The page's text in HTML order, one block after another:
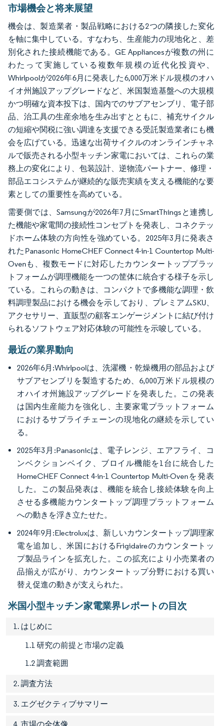
市場機会と将来展望
機会は、製造業者・製品戦略における2つの隣接した変化
を軸に集中している。すなわち、生産能力の現地化と、差
別化された接続機能である。GE Appliancesが複数の州に
わたって実施している複数年規模の近代化投資や、
Whirlpoolが2026年6月に発表した6,000万米ドル規模のオハ
イオ州施設アップグレードなど、米国製造基盤への大規模
かつ明確な資本投下は、国内でのサブアセンブリ、電子部
品、治工具の生産余地を生み出すとともに、補充サイクル
の短縮や関税に強い調達を支援できる受託製造業者にも機
会を広げている。迅速な出荷サイクルのオンラインチャネ
ルで販売される小型キッチン家電においては、これらの業
務上の変化により、包装設計、逆物流パートナー、修理・
部品エコシステムが継続的な販売実績を支える機能的な要
素としての重要性を高めている。
需要側では、Samsungが2026年7月にSmartThingsと連携し
た機能や家電間の接続性コンセプトを発表し、コネクテッ
ドホーム体験の方向性を強めている。2025年3月に発表さ
れたPanasonic HomeCHEF Connect 4-in-1 Countertop Multi-
Ovenも、複数モードに対応したカウンタートッププラッ
トフォームが調理機能を一つの筐体に統合する様子を示し
ている。これらの動きは、コンパクトで多機能な調理・飲
料調理製品における機会を示しており、プレミアムSKU、
アクセサリー、直販型の顧客エンゲージメントに結び付け
られるソフトウェア対応体験の可能性を示唆している。
最近の業界動向
2026年6月:Whirlpoolは、洗濯機・乾燥機用の部品および
サブアセンブリを製造するため、6,000万米ドル規模の
オハイオ州施設アップグレードを発表した。この発表
は国内生産能力を強化し、主要家電プラットフォーム
におけるサプライチェーンの現地化の継続を示してい
る。
2025年3月:Panasonicは、電子レンジ、エアフライ、コ
ンベクションベイク、ブロイル機能を1台に統合した
HomeCHEF Connect 4-in-1 Countertop Multi-Ovenを発表
した。この製品発表は、機能を統合し接続体験を向上
させる多機能カウンタートップ調理プラットフォーム
への動きを浮き立たせた。
2024年9月:Electroluxは、新しいカウンタートップ調理家
電を追加し、米国におけるFrigidaireのカウンタートッ
プ製品ラインを拡充した。この拡充により小売業者の
品揃えが広がり、カウンタートップ分野における買い
替え促進の動きが支えられた。
米国小型キッチン家電業界レポートの目次
1. はじめに
1.1 研究の前提と市場の定義
1.2 調査範囲
2. 調査方法
3. エグゼクティブサマリー